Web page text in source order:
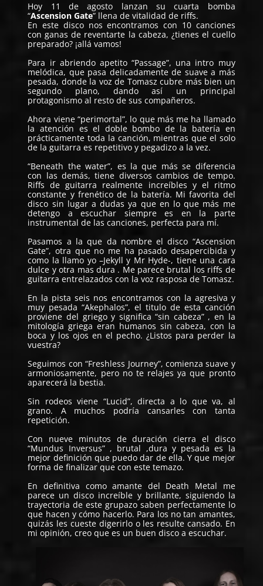
Hoy 11 de agosto lanzan su cuarta bomba
“Ascension Gate” llena de vitalidad de riffs.
En este disco nos encontramos con 10 canciones
con ganas de reventarte la cabeza, ¿tienes el cuello
preparado? ¡allá vamos!
Para ir abriendo apetito “Passage”, una intro muy
melódica, que pasa delicadamente de suave a más
pesada, donde la voz de Tomasz cubre más bien un
segundo plano, dando así un principal
protagonismo al resto de sus compañeros.
Ahora viene “perimortal”, lo que más me ha llamado
la atención es el doble bombo de la batería en
prácticamente toda la canción, mientras que el solo
de la guitarra es repetitivo y pegadizo a la vez.
“Beneath the water”, es la que más se diferencia
con las demás, tiene diversos cambios de tempo.
Riffs de guitarra realmente increíbles y el ritmo
constante y frenético de la batería. Mi favorita del
disco sin lugar a dudas ya que en lo que más me
detengo a escuchar siempre es en la parte
instrumental de las canciones, perfecta para mí.
Pasamos a la que da nombre el disco “Ascension
Gate”, otra que no me ha pasado desapercibida y
como la llamo yo –Jekyll y Mr Hyde-, tiene una cara
dulce y otra mas dura . Me parece brutal los riffs de
guitarra entrelazados con la voz rasposa de Tomasz.
En la pista seis nos encontramos con la agresiva y
muy pesada “Akephalos”, el titulo de esta canción
proviene del griego y significa “sin cabeza” , en la
mitología griega eran humanos sin cabeza, con la
boca y los ojos en el pecho. ¿Listos para perder la
vuestra?
Seguimos con “Freshless Journey”, comienza suave y
armoniosamente, pero no te relajes ya que pronto
aparecerá la bestia.
Sin rodeos viene “Lucid”, directa a lo que va, al
grano. A muchos podría cansarles con tanta
repetición.
Con nueve minutos de duración cierra el disco
“Mundus Inversus” , brutal ,dura y pesada es la
mejor definición que puedo dar de ella. Y que mejor
forma de finalizar que con este temazo.
En definitiva como amante del Death Metal me
parece un disco increíble y brillante, siguiendo la
trayectoria de este grupazo saben perfectamente lo
que hacen y cómo hacerlo. Para los no tan amantes,
quizás les cueste digerirlo o les resulte cansado. En
mi opinión, creo que es un buen disco a escuchar.